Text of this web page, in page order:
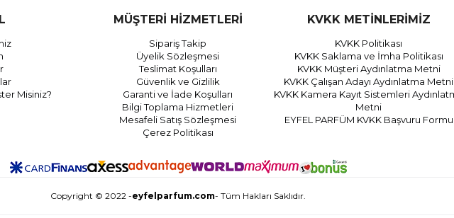
Misiniz?
MÜŞTERİ HİZMETLERİ
Sipariş Takip
Üyelik Sözleşmesi
Teslimat Koşulları
Güvenlik ve Gizlilik
Garanti ve İade Koşulları
Bilgi Toplama Hizmetleri
Mesafeli Satış Sözleşmesi
Çerez Politikası
KVKK METİNLERİMİZ
KVKK Politikası
KVKK Saklama ve İmha Politikası
KVKK Müşteri Aydınlatma Metni
KVKK Çalışan Adayı Aydınlatma Metni
KVKK Kamera Kayıt Sistemleri
Metni
EYFEL PARFÜM KVKK Başvuru Formu
Copyright © 2022 -eyfelparfum.com- Tüm Hakları Saklıdır.